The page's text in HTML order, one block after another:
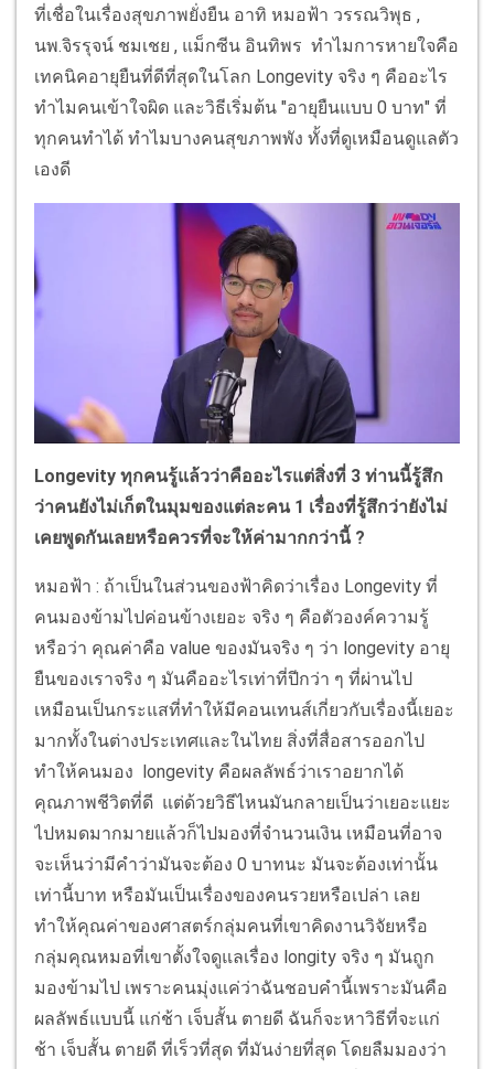
ที่เชื่อในเรื่องสุขภาพยั่งยืน อาทิ หมอฟ้า วรรณวิพุธ ,
นพ.จิรรุจน์ ชมเชย , แม็กซีน อินทิพร ทำไมการหายใจคือ
เทคนิคอายุยืนที่ดีที่สุดในโลก Longevity จริง ๆ คืออะไร
ทำไมคนเข้าใจผิด และวิธีเริ่มต้น "อายุยืนแบบ 0 บาท" ที่
ทุกคนทำได้ ทำไมบางคนสุขภาพพัง ทั้งที่ดูเหมือนดูแลตัว
เองดี
Longevity ทุกคนรู้แล้วว่าคืออะไรแต่สิ่งที่ 3 ท่านนี้รู้สึก
ว่าคนยังไม่เก็ตในมุมของแต่ละคน 1 เรื่องที่รู้สึกว่ายังไม่
เคยพูดกันเลยหรือควรที่จะให้ค่ามากกว่านี้ ?
หมอฟ้า : ถ้าเป็นในส่วนของฟ้าคิดว่าเรื่อง Longevity ที่
คนมองข้ามไปค่อนข้างเยอะ จริง ๆ คือตัวองค์ความรู้
หรือว่า คุณค่าคือ value ของมันจริง ๆ ว่า longevity อายุ
ยืนของเราจริง ๆ มันคืออะไรเท่าที่ปีกว่า ๆ ที่ผ่านไป
เหมือนเป็นกระแสที่ทำให้มีคอนเทนส์เกี่ยวกับเรื่องนี้เยอะ
มากทั้งในต่างประเทศและในไทย สิ่งที่สื่อสารออกไป
ทำให้คนมอง longevity คือผลลัพธ์ว่าเราอยากได้
คุณภาพชีวิตที่ดี แต่ด้วยวิธีไหนมันกลายเป็นว่าเยอะแยะ
ไปหมดมากมายแล้วก็ไปมองที่จำนวนเงิน เหมือนที่อาจ
จะเห็นว่ามีคำว่ามันจะต้อง 0 บาทนะ มันจะต้องเท่านั้น
เท่านี้บาท หรือมันเป็นเรื่องของคนรวยหรือเปล่า เลย
ทำให้คุณค่าของศาสตร์กลุ่มคนที่เขาคิดงานวิจัยหรือ
กลุ่มคุณหมอที่เขาตั้งใจดูแลเรื่อง longity จริง ๆ มันถูก
มองข้ามไป เพราะคนมุ่งแค่ว่าฉันชอบคำนี้เพราะมันคือ
ผลลัพธ์แบบนี้ แก่ช้า เจ็บสั้น ตายดี ฉันก็จะหาวิธีที่จะแก่
ช้า เจ็บสั้น ตายดี ที่เร็วที่สุด ที่มันง่ายที่สุด โดยลืมมองว่า